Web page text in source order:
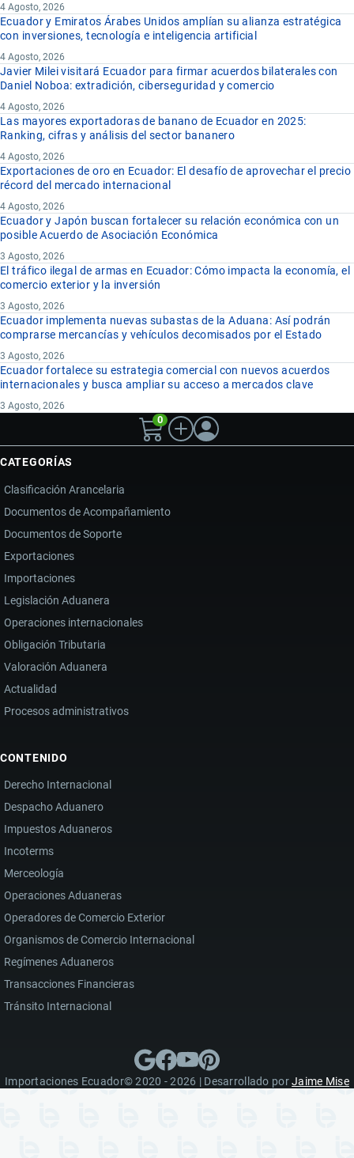
4 Agosto, 2026
Ecuador y Emiratos Árabes Unidos amplían su alianza estratégica
con inversiones, tecnología e inteligencia artificial
4 Agosto, 2026
Javier Milei visitará Ecuador para firmar acuerdos bilaterales con
Daniel Noboa: extradición, ciberseguridad y comercio
4 Agosto, 2026
Las mayores exportadoras de banano de Ecuador en 2025:
Ranking, cifras y análisis del sector bananero
4 Agosto, 2026
Exportaciones de oro en Ecuador: El desafío de aprovechar el precio
récord del mercado internacional
4 Agosto, 2026
Ecuador y Japón buscan fortalecer su relación económica con un
posible Acuerdo de Asociación Económica
3 Agosto, 2026
El tráfico ilegal de armas en Ecuador: Cómo impacta la economía, el
comercio exterior y la inversión
3 Agosto, 2026
Ecuador implementa nuevas subastas de la Aduana: Así podrán
comprarse mercancías y vehículos decomisados por el Estado
3 Agosto, 2026
Ecuador fortalece su estrategia comercial con nuevos acuerdos
internacionales y busca ampliar su acceso a mercados clave
3 Agosto, 2026
0
CATEGORÍAS
Clasificación Arancelaria
Documentos de Acompañamiento
Documentos de Soporte
Exportaciones
Importaciones
Legislación Aduanera
Operaciones internacionales
Obligación Tributaria
Valoración Aduanera
Actualidad
Procesos administrativos
CONTENIDO
Derecho Internacional
Despacho Aduanero
Impuestos Aduaneros
Incoterms
Merceología
Operaciones Aduaneras
Operadores de Comercio Exterior
Organismos de Comercio Internacional
Regímenes Aduaneros
Transacciones Financieras
Tránsito Internacional
Importaciones Ecuador© 2020 - 2026 | Desarrollado porJaime Mise